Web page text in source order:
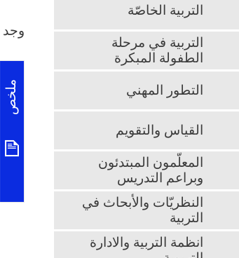
وجد 2 بنود
ملخص
التربية الخاصّة
التربية في مرحلة
الطفولة المبكرة
التطور المهني
القياس والتقويم
المعلّمون المبتدئون
وبراعم التدريس
النظريّات والأبحاث في
التربية
انظمة التربية والادارة